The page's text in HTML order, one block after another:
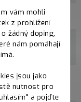
vám mohli
z prohlížení
žádný doping,
nám pomáhají
jsou jako
nutnost pro
a pojďte